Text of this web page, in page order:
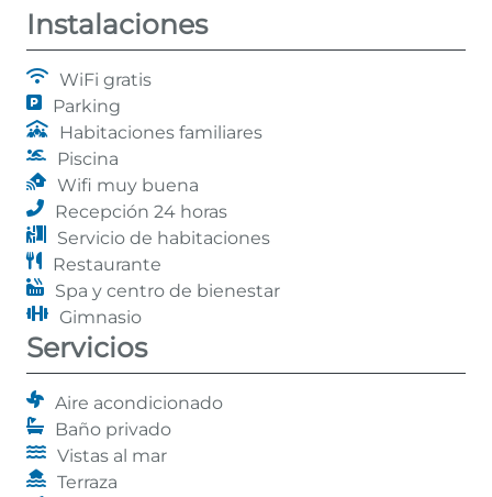
Instalaciones
WiFi gratis
Parking
Habitaciones familiares
Piscina
Wifi muy buena
Recepción 24 horas
Servicio de habitaciones
Restaurante
Spa y centro de bienestar
Gimnasio
Servicios
Aire acondicionado
Baño privado
Vistas al mar
Terraza